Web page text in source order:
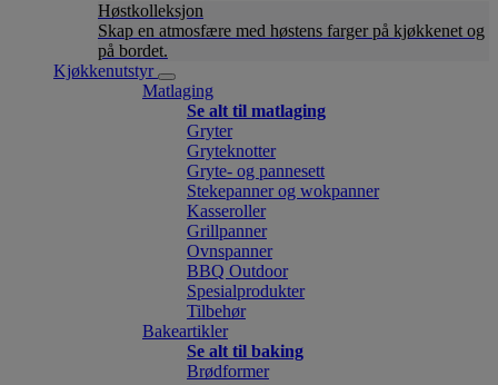
Høstkolleksjon
Skap en atmosfære med høstens farger på kjøkkenet og
på bordet.
Kjøkkenutstyr
Matlaging
Se alt til matlaging
Gryter
Gryteknotter
Gryte- og pannesett
Stekepanner og wokpanner
Kasseroller
Grillpanner
Ovnspanner
BBQ Outdoor
Spesialprodukter
Tilbehør
Bakeartikler
Se alt til baking
Brødformer